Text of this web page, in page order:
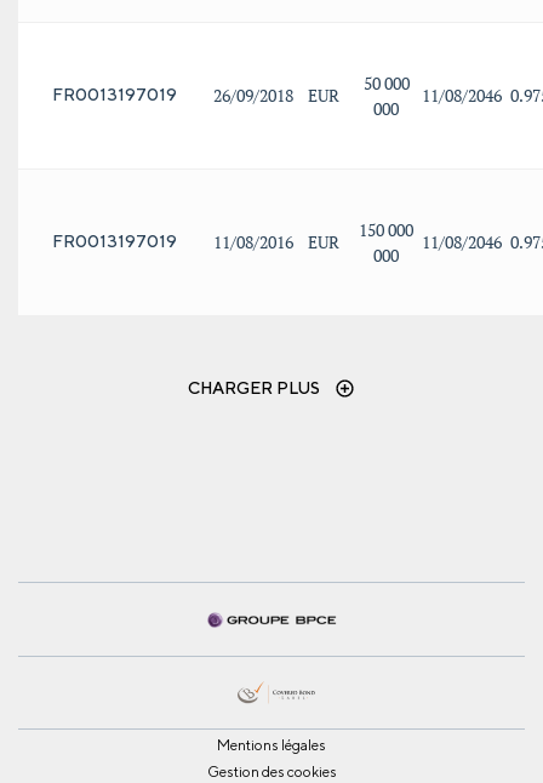
FR0013197019 26/09/2018 EUR
50 000
000
11/08/2046
FR0013197019 11/08/2016 EUR
150 000
000
11/08/2046
CHARGER PLUS
Mentions légales
Gestion des cookies